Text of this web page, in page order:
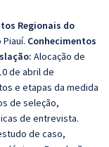
Regionais do
Conhecimentos
Alocação de
de abril de
e etapas da medida
de seleção,
de entrevista.
de caso,